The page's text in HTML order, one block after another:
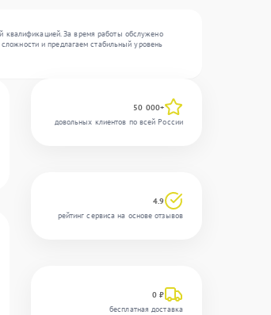
квалификацией. За время работы обслужено
и предлагаем стабильный уровень
50 000+
довольных клиентов по всей России
4.9
рейтинг сервиса на основе отзывов
0 ₽
бесплатная доставка